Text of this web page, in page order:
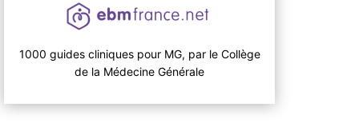
1000 guides cliniques pour MG, par le Collège
de la Médecine Générale